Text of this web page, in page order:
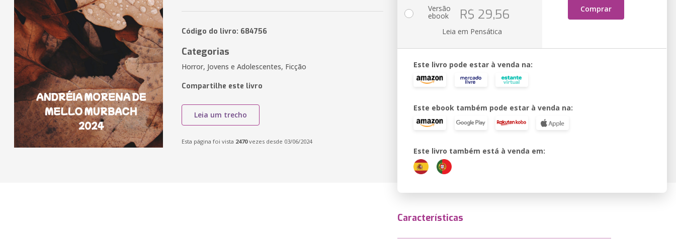
Código do livro: 684756
Categorias
Horror, Jovens e Adolescentes, Ficção
Compartilhe este livro
Leia um trecho
Esta página foi vista 2470vezes desde 03/06/2024
Comprar
Versão
ebook R$ 29,56
Leia em Pensática
Este livro pode estar à venda na:
Este ebook também pode estar à venda na:
Este livro também está à venda em:
Características